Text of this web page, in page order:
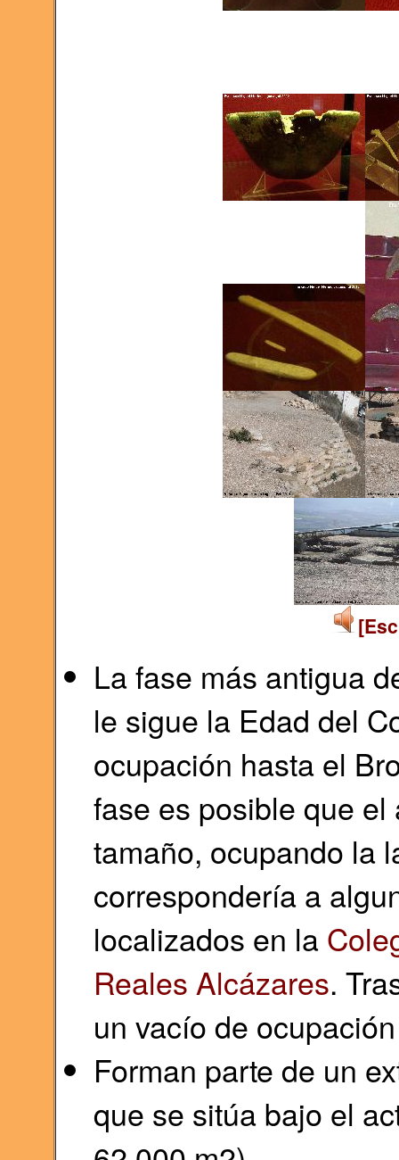
La fase más antigua
le sigue la Edad del
ocupación hasta el
fase es posible que
tamaño, ocupando la
correspondería a
localizados en la
Reales Alcázares.
un vacío de
Forman parte de un
que se sitúa bajo el